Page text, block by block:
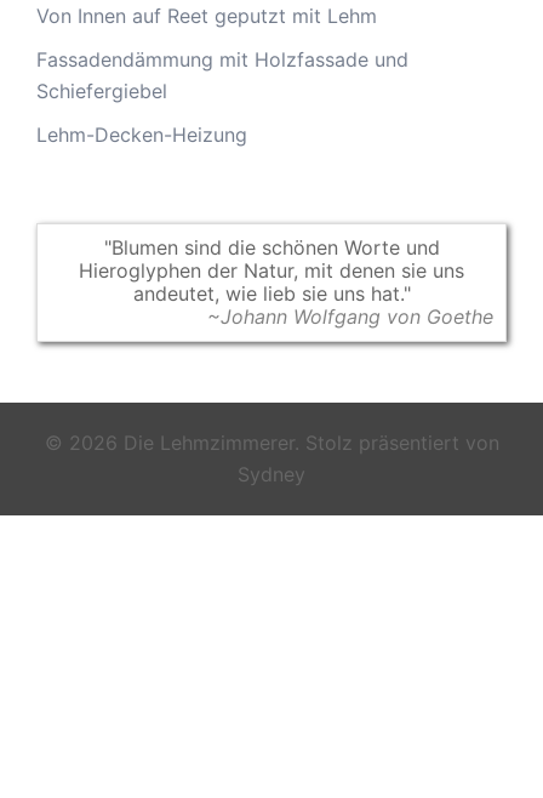
Von Innen auf Reet geputzt mit Lehm
Fassadendämmung mit Holzfassade und
Schiefergiebel
Lehm-Decken-Heizung
Blumen sind die schönen Worte und
Hieroglyphen der Natur, mit denen sie uns
andeutet, wie lieb sie uns hat.
~Johann Wolfgang von Goethe
© 2026 Die Lehmzimmerer. Stolz präsentiert von
Sydney